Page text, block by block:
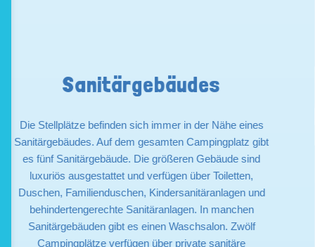
Sanitärgebäudes
Die Stellplätze befinden sich immer in der Nähe eines
Sanitärgebäudes. Auf dem gesamten Campingplatz gibt
es fünf Sanitärgebäude. Die größeren Gebäude sind
luxuriös ausgestattet und verfügen über Toiletten,
Duschen, Familienduschen, Kindersanitäranlagen und
behindertengerechte Sanitäranlagen. In manchen
Sanitärgebäuden gibt es einen Waschsalon. Zwölf
Campingplätze verfügen über private sanitäre